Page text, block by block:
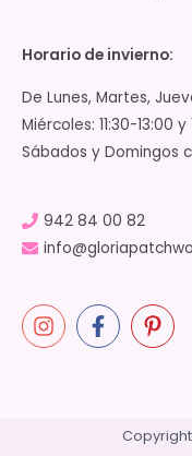
Horario de invierno:
De Lunes, Martes,
Miércoles: 11:30-13:00
Sábados y Domingos
942 84 00 82